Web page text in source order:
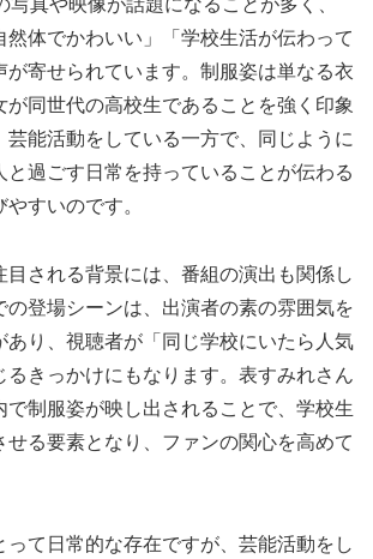
写真や映像が話題になることが多く、
然体でかわいい」「学校生活が伝わって
が寄せられています。制服姿は単なる衣
が同世代の高校生であることを強く印象
芸能活動をしている一方で、同じように
と過ごす日常を持っていることが伝わる
すいのです。
目される背景には、番組の演出も関係し
の登場シーンは、出演者の素の雰囲気を
あり、視聴者が「同じ学校にいたら人気
るきっかけにもなります。表すみれさん
で制服姿が映し出されることで、学校生
せる要素となり、ファンの関心を高めて
って日常的な存在ですが、芸能活動をし